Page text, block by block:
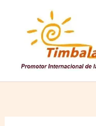
content